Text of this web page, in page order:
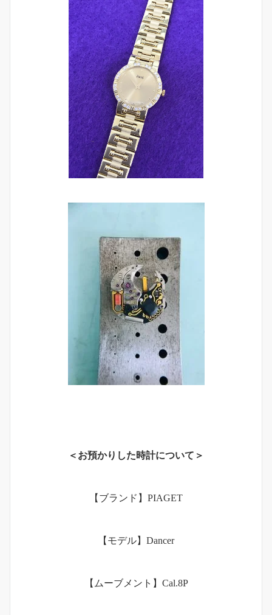
＜お預かりした時計について＞
【ブランド】PIAGET
【モデル】Dancer
【ムーブメント】Cal.8P